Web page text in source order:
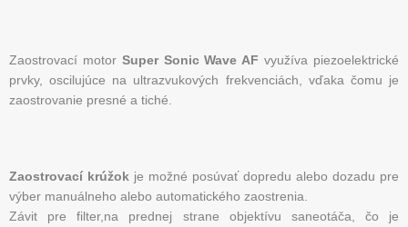
Zaostrovací motor Super Sonic Wave AF využíva piezoelektrické
prvky, oscilujúce na ultrazvukových frekvenciách, vďaka čomu je
zaostrovanie presné a tiché.
Zaostrovací krúžok je možné posúvať dopredu alebo dozadu pre
výber manuálneho alebo automatického zaostrenia.
Závit pre filter,na prednej strane objektívu saneotáča, čo je